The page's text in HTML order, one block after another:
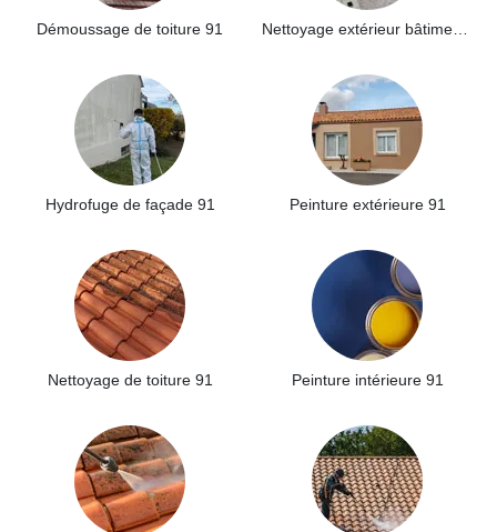
Démoussage de toiture 91
Hydrofuge de façade 91 Peinture extérieure 91
Nettoyage de toiture 91 Peinture intérieure 91